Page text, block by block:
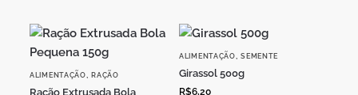
ALIMENTAÇÃO,RAÇÃO
Ração Extrusada Bola
ALIMENTAÇÃO,SEMENTE
Girassol 500g
R$6,20